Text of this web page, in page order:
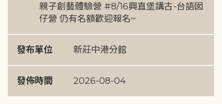
親子創藝體驗營 #8/16興直堡講古-台語囡
仔營 仍有名額歡迎報名~
發布單位 新莊中港分館
發佈時間 2026-08-04